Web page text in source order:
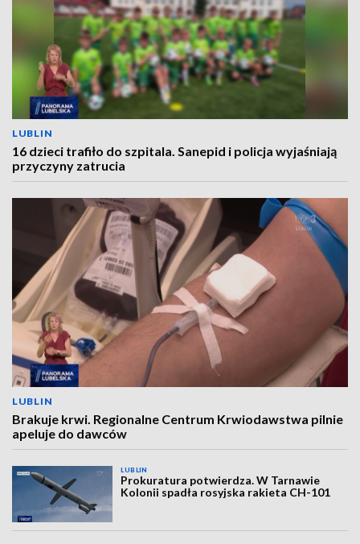
LUBLIN
16 dzieci trafiło do szpitala. Sanepid i policja wyjaśniają
przyczyny zatrucia
LUBLIN
Brakuje krwi. Regionalne Centrum Krwiodawstwa pilnie
apeluje do dawców
LUBLIN
Prokuratura potwierdza. W Tarnawie
Kolonii spadła rosyjska rakieta CH-101